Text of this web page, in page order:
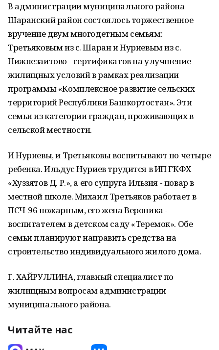
В администрации муниципального района
Шаранский район состоялось торжественное
вручение двум многодетным семьям:
Третьяковым из с. Шаран и Нуриевым из с.
Нижнезаитово - сертификатов на улучшение
жилищных условий в рамках реализации
программы «Комплексное развитие сельских
территорий Республики Башкортостан». Эти
семьи из категории граждан, проживающих в
сельской местности.
И Нуриевы, и Третьяковы воспитывают по четыре
ребенка. Ильдус Нуриев трудится в ИП ГКФХ
«Хуззятов Д. Р.», а его супруга Ильзия - повар в
местной школе. Михаил Третьяков работает в
ПСЧ-96 пожарным, его жена Вероника -
воспитателем в детском саду «Теремок». Обе
семьи планируют направить средства на
строительство индивидуального жилого дома.
Г. ХАЙРУЛЛИНА, главный специалист по
жилищным вопросам администрации
муниципального района.
Читайте нас